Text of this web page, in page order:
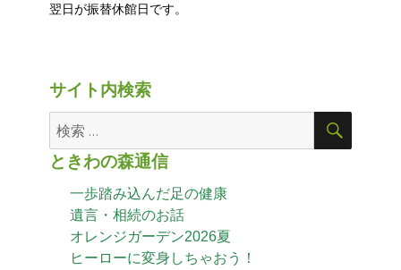
翌日が振替休館日です。
サイト内検索
ときわの森通信
一歩踏み込んだ足の健康
遺言・相続のお話
オレンジガーデン2026夏
ヒーローに変身しちゃおう！